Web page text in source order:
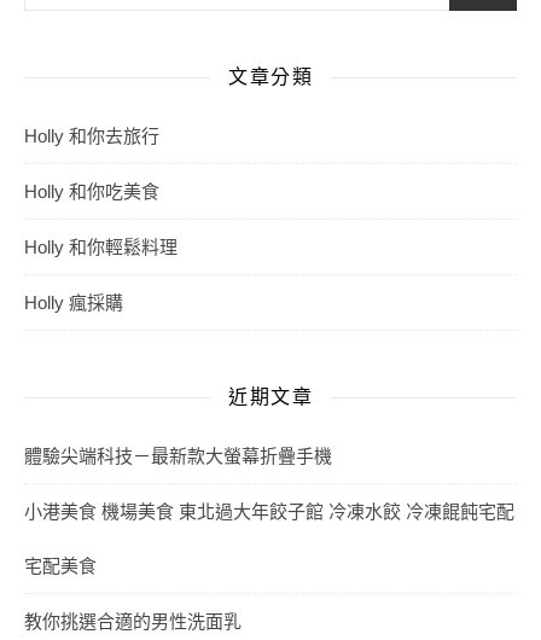
文章分類
Holly 和你去旅行
Holly 和你吃美食
Holly 和你輕鬆料理
Holly 瘋採購
近期文章
體驗尖端科技－最新款大螢幕折疊手機
小港美食 機場美食 東北過大年餃子館 冷凍水餃 冷凍餛飩宅配
宅配美食
教你挑選合適的男性洗面乳